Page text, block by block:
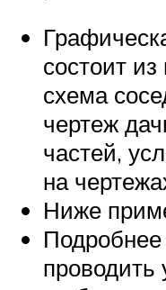
состоит из
схема
чертеж
частей,
на
Ниже
проводить